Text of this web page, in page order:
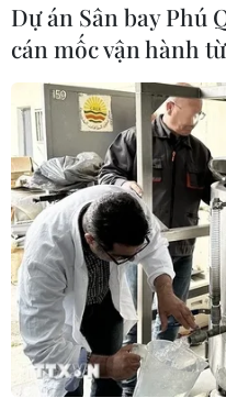
Cảnh giác với thủ
giáo viên thông
07/03/2025 05:23
Các đối tượng lừa đảo
theo các bước và sau đó
tài khoản ngân hàng của
tiền.
Dự án Sân bay Phú
cán mốc vận hành